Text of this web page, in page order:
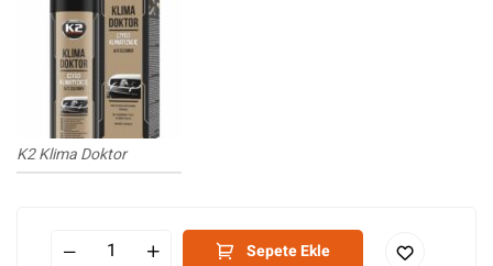
K2 Klima Doktor
Sepete Ekle